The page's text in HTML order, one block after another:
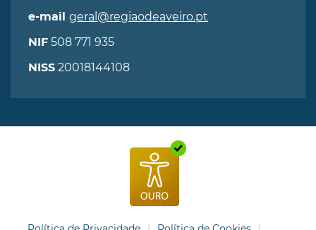
e-mail geral@regiaodeaveiro.pt
NIF 508 771 935
NISS 20018144108